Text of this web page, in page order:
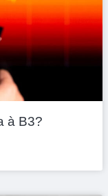
à B3?